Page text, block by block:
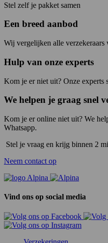
Stel zelf je pakket samen
Een breed aanbod
Wij vergelijken alle verzekeraars
Hulp van onze experts
Kom je er niet uit? Onze experts
We helpen je graag snel
Kom je er online niet uit? We
Whatsapp.
Stel je vraag en krijg binnen 2
Neem contact op
Vind ons op social media